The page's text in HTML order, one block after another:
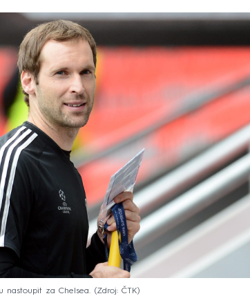
nastoupit za Chelsea. Zdroj: ČTK